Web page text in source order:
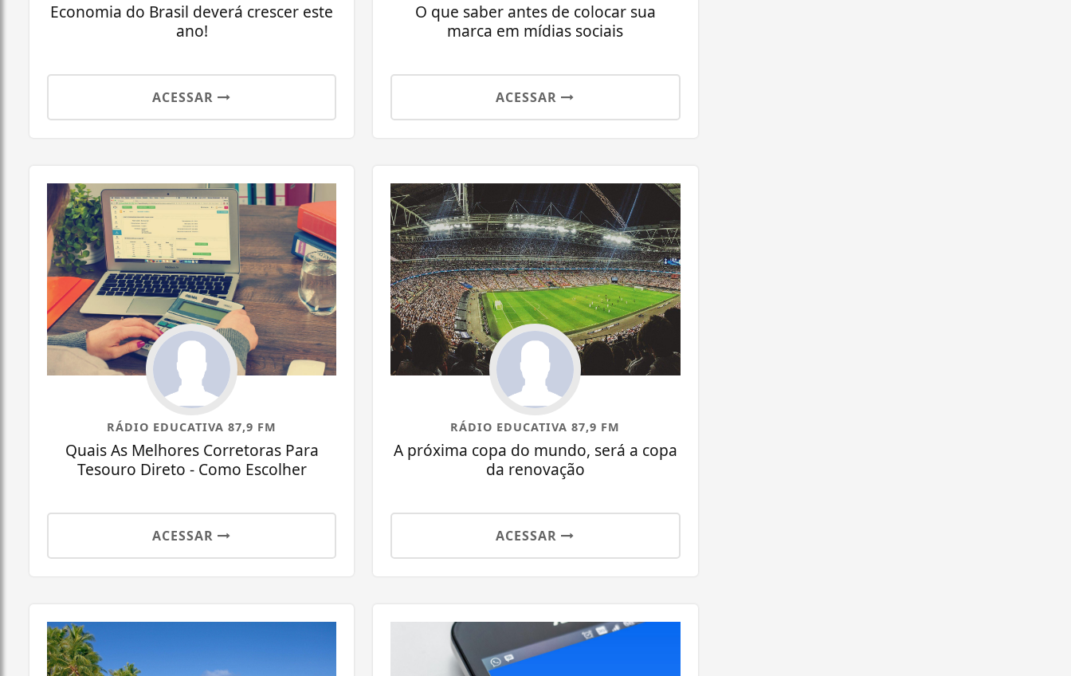
Economia do Brasil deverá crescer este
ano!
ACESSAR
O que saber antes de colocar sua
marca em mídias sociais
ACESSAR
RÁDIO EDUCATIVA 87,9 FM
Quais As Melhores Corretoras Para
Tesouro Direto - Como Escolher
ACESSAR
RÁDIO EDUCATIVA 87,9 FM
A próxima copa do mundo, será a copa
da renovação
ACESSAR